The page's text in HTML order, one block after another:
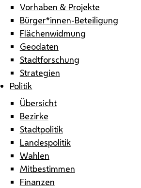
Vorhaben & Projekte
Bürger*innen-Beteiligung
Flächenwidmung
Geodaten
Stadtforschung
Strategien
Politik
Übersicht
Bezirke
Stadtpolitik
Landespolitik
Wahlen
Mitbestimmen
Finanzen